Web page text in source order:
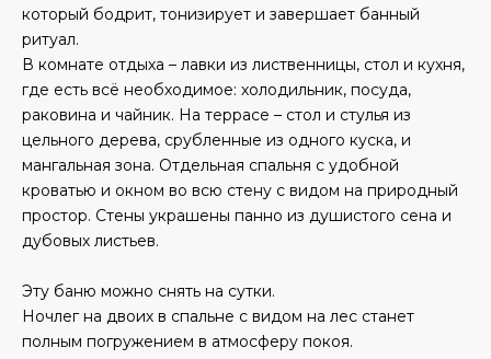
который бодрит, тонизирует и завершает банный
ритуал.
В комнате отдыха – лавки из лиственницы, стол и кухня,
где есть всё необходимое: холодильник, посуда,
раковина и чайник. На террасе – стол и стулья из
цельного дерева, срубленные из одного куска, и
мангальная зона. Отдельная спальня с удобной
кроватью и окном во всю стену с видом на природный
простор. Стены украшены панно из душистого сена и
дубовых листьев.
Эту баню можно снять на сутки.
Ночлег на двоих в спальне с видом на лес станет
полным погружением в атмосферу покоя.